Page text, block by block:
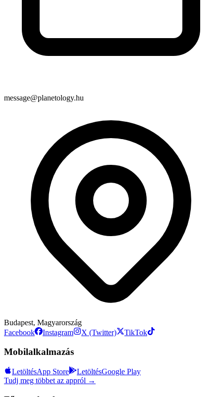
message@planetology.hu
Budapest, Magyarország
Facebook
Instagram X (Twitter) TikTok
Mobilalkalmazás
LetöltésApp Store LetöltésGoogle Play
Tudj meg többet az appról →